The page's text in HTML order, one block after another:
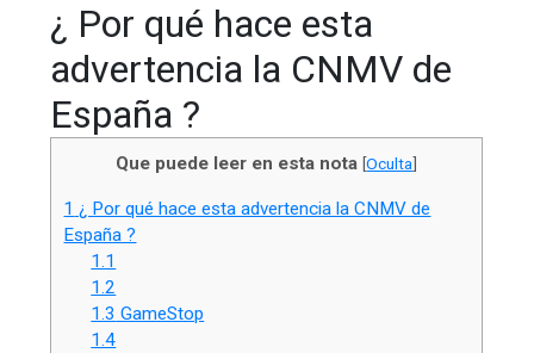
¿ Por qué hace esta
advertencia la CNMV de
España ?
Que puede leer en esta nota [Oculta]
1 ¿ Por qué hace esta advertencia la CNMV de
España ?
1.1
1.2
1.3 GameStop
1.4